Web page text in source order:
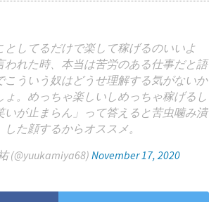
としてるだけで楽して稼げるのいいよ
われた時、本当は苦労のある仕事だと語
こういう奴はどうせ理解する気がないか
ょ。めっちゃ楽しいしめっちゃ稼げるし
いが止まらん」って答えると苦虫噛み潰
した顔するからオススメ。
(@yuukamiya68) November 17, 2020